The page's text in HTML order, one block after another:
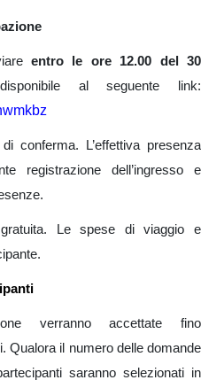
entro le ore 12.00 del 30
al seguente link:
conferma. L’effettiva presenza
registrazione dell’ingresso e
Le spese di viaggio e
verranno accettate fino
Qualora il numero delle domande
saranno selezionati in